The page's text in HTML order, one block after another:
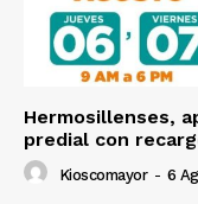
Hermosillenses,
predial con
Kioscomayor - 6